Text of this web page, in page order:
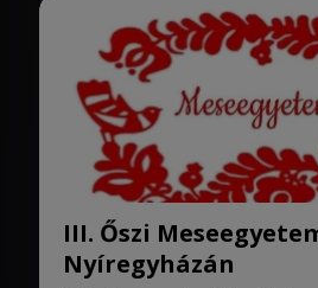
III. Őszi
Nyíregyházán